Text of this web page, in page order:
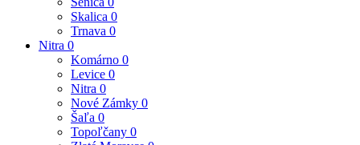
Skalica 0
Trnava 0
Nitra 0
Komárno 0
Levice 0
Nitra 0
Nové Zámky 0
Šaľa 0
Topoľčany 0